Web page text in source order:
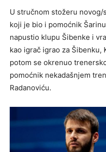
U stručnom stožeru
koji je bio i pomoćnik
napustio klupu Šibenke i
kao igrač igrao za Šibenku,
potom se okrenuo
pomoćnik nekadašnjem
Radanoviću.